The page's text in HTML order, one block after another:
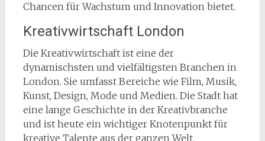
Chancen für Wachstum und Innovation bietet.
Kreativwirtschaft London
Die Kreativwirtschaft ist eine der
dynamischsten und vielfältigsten Branchen in
London. Sie umfasst Bereiche wie Film, Musik,
Kunst, Design, Mode und Medien. Die Stadt hat
eine lange Geschichte in der Kreativbranche
und ist heute ein wichtiger Knotenpunkt für
kreative Talente aus der ganzen Welt.